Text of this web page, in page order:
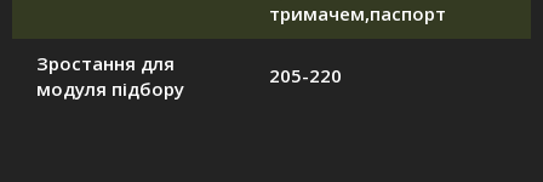
тримачем,паспорт
Зростання для
модуля підбору
205-220